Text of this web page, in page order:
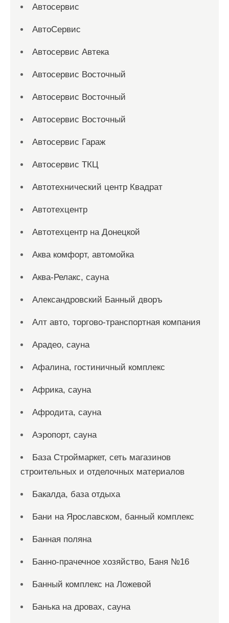
Автосервис
АвтоСервис
Автосервис Автека
Автосервис Восточный
Автосервис Восточный
Автосервис Восточный
Автосервис Гараж
Автосервис ТКЦ
Автотехнический центр Квадрат
Автотехцентр
Автотехцентр на Донецкой
Аква комфорт, автомойка
Аква-Релакс, сауна
Александровский Банный дворъ
Алт авто, торгово-транспортная компания
Арадео, сауна
Афалина, гостиничный комплекс
Африка, сауна
Афродита, сауна
Аэропорт, сауна
База Строймаркет, сеть магазинов
строительных и отделочных материалов
Бакалда, база отдыха
Бани на Ярославском, банный комплекс
Банная поляна
Банно-прачечное хозяйство, Баня №16
Банный комплекс на Ложевой
Банька на дровах, сауна